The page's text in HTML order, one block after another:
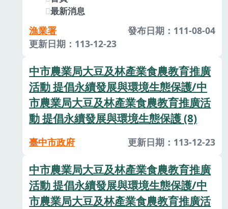
最新消息
漁業署
發布日期：111-08-04
更新日期：113-12-23
中市農業局大豆及林產業食農教育推廣
活動 提倡永續發展與環境生態保護/中
市農業局大豆及林產業食農教育推廣活
動 提倡永續發展與環境生態保護 (8)
臺中市政府 更新日期：113-12-23
中市農業局大豆及林產業食農教育推廣
活動 提倡永續發展與環境生態保護/中
市農業局大豆及林產業食農教育推廣活